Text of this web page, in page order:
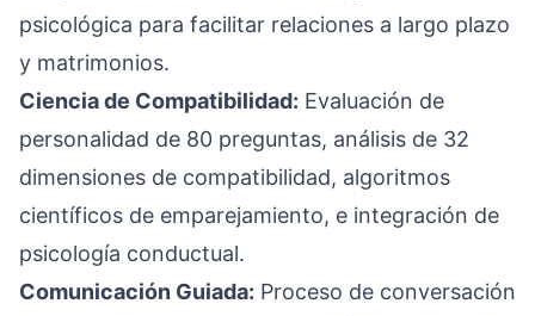
psicológica para facilitar relaciones a largo plazo
y matrimonios.
Ciencia de Compatibilidad: Evaluación de
personalidad de 80 preguntas, análisis de 32
dimensiones de compatibilidad, algoritmos
científicos de emparejamiento, e integración de
psicología conductual.
Comunicación Guiada: Proceso de conversación